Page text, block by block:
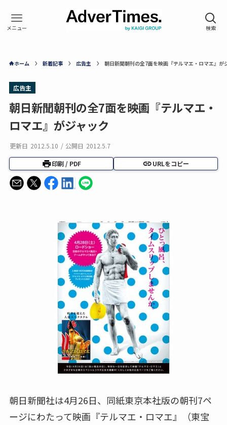
ホーム 新着記事 広告主 朝日新聞朝刊の全7面を映画『テルマエ・ロマエ』が
広告主
朝日新聞朝刊の全7面を映画『テルマエ・
ロマエ』がジャック
更新日 2012.5.10 / 公開日 2012.5.7
印刷 / PDF URLをコピー
朝日新聞社は4月26日、同紙東京本社版の朝刊7ペ
ージにわたって映画『テルマエ・ロマエ』（東宝